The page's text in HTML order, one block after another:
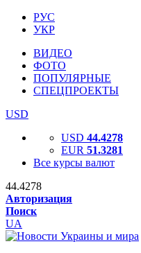
РУС
УКР
ВИДЕО
ФОТО
ПОПУЛЯРНЫЕ
СПЕЦПРОЕКТЫ
USD
USD 44.4278
EUR 51.3281
Все курсы валют
44.4278
Авторизация
Поиск
UA